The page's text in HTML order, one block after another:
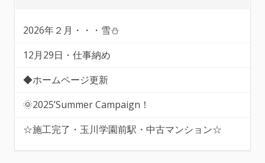
2026年２月・・・雪⛄
12月29日・仕事納め
◆ホームページ更新
🌞2025’Summer Campaign！
☆施工完了・玉川学園前駅・中古マンション☆